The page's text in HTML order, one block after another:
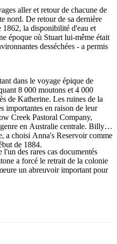
aller et retour de chacune de
nord. De retour de sa dernière
1862, la disponibilité d'eau et
époque où Stuart lui-même était
desséchées - a permis
dans le voyage épique de
8 000 moutons et 4 000
de Katherine. Les ruines de la
importantes en raison de leur
Creek Pastoral Company,
en Australie centrale. Billy
a choisi Anna's Reservoir comme
de 1884.
des rares cas documentés
a forcé le retrait de la colonie
un abreuvoir important pour